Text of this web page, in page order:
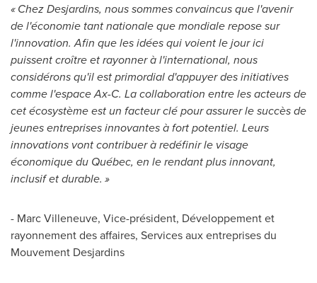
« Chez Desjardins, nous sommes convaincus que l'avenir
de l'économie tant nationale que mondiale repose sur
l'innovation. Afin que les idées qui voient le jour ici
puissent croître et rayonner à l'international, nous
considérons qu'il est primordial d'appuyer des initiatives
comme l'espace Ax-C. La collaboration entre les acteurs de
cet écosystème est un facteur clé pour assurer le succès de
jeunes entreprises innovantes à fort potentiel. Leurs
innovations vont contribuer à redéfinir le visage
économique du Québec, en le rendant plus innovant,
inclusif et durable. »
- Marc Villeneuve, Vice-président, Développement et
rayonnement des affaires, Services aux entreprises du
Mouvement Desjardins